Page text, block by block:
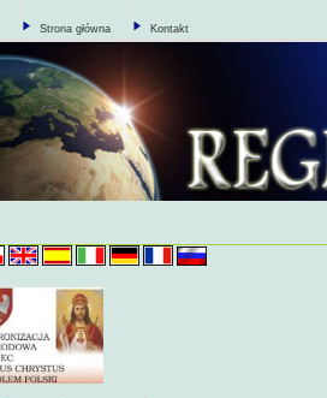
Strona główna Kontakt